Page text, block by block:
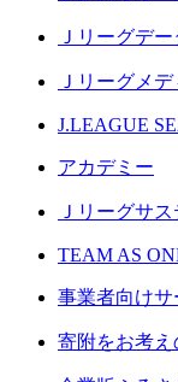
Ｊリーグデ
Ｊリーグメ
J.LEAGUE
アカデミー
Ｊリーグサ
TEAM AS
事業者向けサ
寄附をお考え